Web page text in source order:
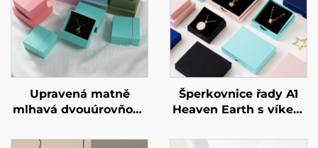
Upravená matně
mlhavá dvouúrovňová
krabička s
Šperkovnice řady A1
Heaven Earth s víkem
náhrdelníky –